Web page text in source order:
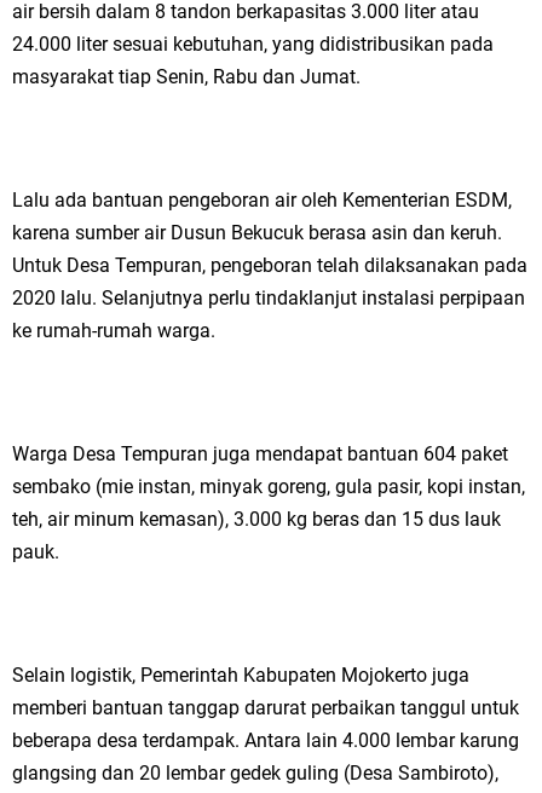
Wakil Ketua DPRD Gresik Mujid Riduan Sampaikan Doa dan Harapan di
Tahun Baru Islam 1448 H
Menuju Indonesia Emas 2045
Reses Anggota DPRD Jabar M. Rizky di Desa Cibitung Wetan: Serap
Pemdes Cibanteng Salurkan PMT: Cegah Stunting, Perkuat Gizi Balita
Kembangkan Warung Bu Wiwik
Islamic Center
air bersih dalam 8 tandon berkapasitas 3.000 liter atau
24.000 liter sesuai kebutuhan, yang didistribusikan pada
masyarakat tiap Senin, Rabu dan Jumat.
Lalu ada bantuan pengeboran air oleh Kementerian ESDM,
karena sumber air Dusun Bekucuk berasa asin dan keruh.
Untuk Desa Tempuran, pengeboran telah dilaksanakan pada
2020 lalu. Selanjutnya perlu tindaklanjut instalasi perpipaan
ke rumah-rumah warga.
Warga Desa Tempuran juga mendapat bantuan 604 paket
sembako (mie instan, minyak goreng, gula pasir, kopi instan,
teh, air minum kemasan), 3.000 kg beras dan 15 dus lauk
pauk.
Selain logistik, Pemerintah Kabupaten Mojokerto juga
memberi bantuan tanggap darurat perbaikan tanggul untuk
beberapa desa terdampak. Antara lain 4.000 lembar karung
glangsing dan 20 lembar gedek guling (Desa Sambiroto),